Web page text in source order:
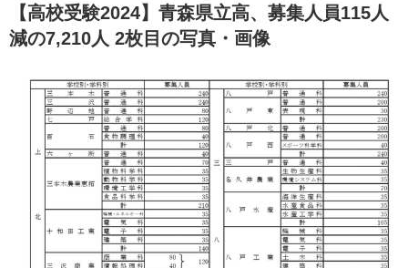
【高校受験2024】青森県立高、募集人員115人
減の7,210人 2枚目の写真・画像